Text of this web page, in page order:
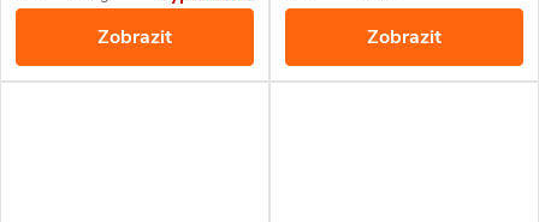
Zobrazit
Zobrazit